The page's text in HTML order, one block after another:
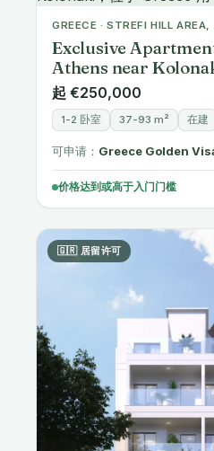
GREECE · STREFI HILL AREA,
Exclusive
Athens near
起 €250,000
1-2 卧室 37-93 m² 在建
可申请： Greece Golden
价格达到或高于入门门槛
🇬🇷 居留许可